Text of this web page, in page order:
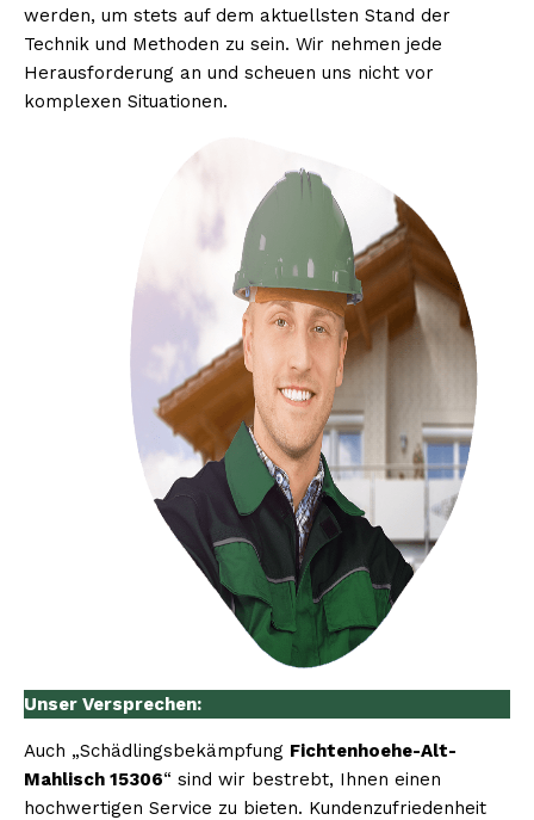
werden, um stets auf dem aktuellsten Stand der
Technik und Methoden zu sein. Wir nehmen jede
Herausforderung an und scheuen uns nicht vor
komplexen Situationen.
Unser Versprechen:
Auch „Schädlingsbekämpfung Fichtenhoehe-Alt-
Mahlisch 15306“ sind wir bestrebt, Ihnen einen
hochwertigen Service zu bieten. Kundenzufriedenheit